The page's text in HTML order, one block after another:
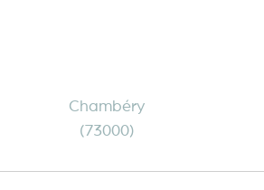
Chambéry
(73000)